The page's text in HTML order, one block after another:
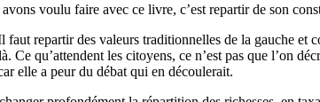
voulu faire avec ce livre, c’est repartir de son
repartir des valeurs traditionnelles de la gauche et
qu’attendent les citoyens, ce n’est pas que l’on
elle a peur du débat qui en découlerait.